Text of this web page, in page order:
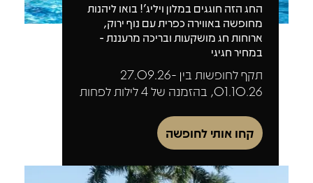
החג הזה חוגגים במלון ויליג'! בואו ליהנות
מחופשה באווירה כפרית עם נוף ירוק,
ארוחות חג מושקעות ובריכה מרעננת -
במחיר חגיגי
תקף לחופשות בין 27.09.26-
01.10.26, בהזמנה של 4 לילות לפחות
קחו אותי לחופשה